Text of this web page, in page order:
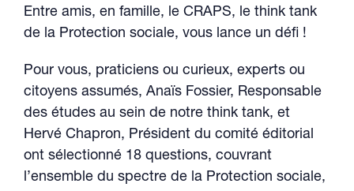
Entre amis, en famille, le CRAPS, le think tank
de la Protection sociale, vous lance un défi !
Pour vous, praticiens ou curieux, experts ou
citoyens assumés, Anaïs Fossier, Responsable
des études au sein de notre think tank, et
Hervé Chapron, Président du comité éditorial
ont sélectionné 18 questions, couvrant
l’ensemble du spectre de la Protection sociale,